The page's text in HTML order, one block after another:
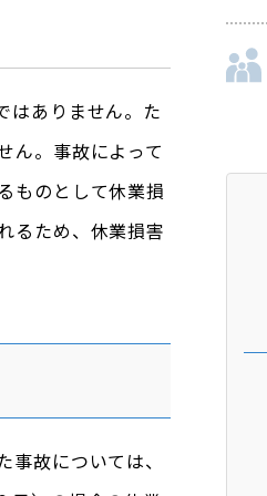
はありません。た
ん。事故によって
ものとして休業損
るため、休業損害
故については、